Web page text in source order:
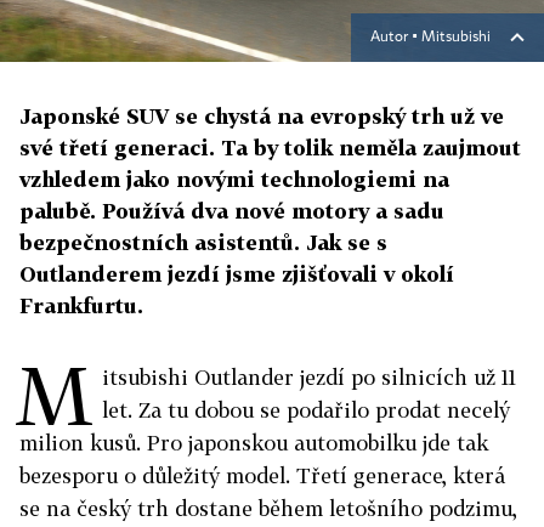
Autor ▪ Mitsubishi
Japonské SUV se chystá na evropský trh už ve
své třetí generaci. Ta by tolik neměla zaujmout
vzhledem jako novými technologiemi na
palubě. Používá dva nové motory a sadu
bezpečnostních asistentů. Jak se s
Outlanderem jezdí jsme zjišťovali v okolí
Frankfurtu.
M itsubishi Outlander jezdí po silnicích už 11
let. Za tu dobou se podařilo prodat necelý
milion kusů. Pro japonskou automobilku jde tak
bezesporu o důležitý model. Třetí generace, která
se na český trh dostane během letošního podzimu,